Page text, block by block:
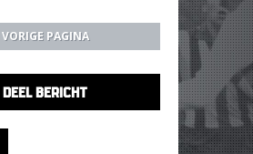
VORIGE PAGINA
DEEL BERICHT